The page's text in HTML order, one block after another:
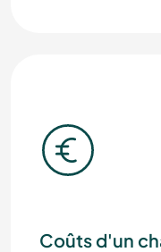
Coûts d'un